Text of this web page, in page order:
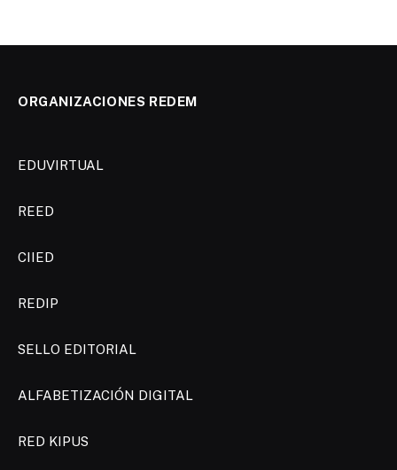
ORGANIZACIONES REDEM
EDUVIRTUAL
REED
CIIED
REDIP
SELLO EDITORIAL
ALFABETIZACIÓN DIGITAL
RED KIPUS